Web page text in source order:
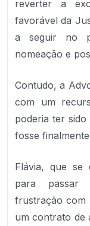
reverter a
favorável da
a seguir no
nomeação e
Contudo, a
com um
poderia ter
fosse
Flávia, que se
para passar
frustração com
um contrato de